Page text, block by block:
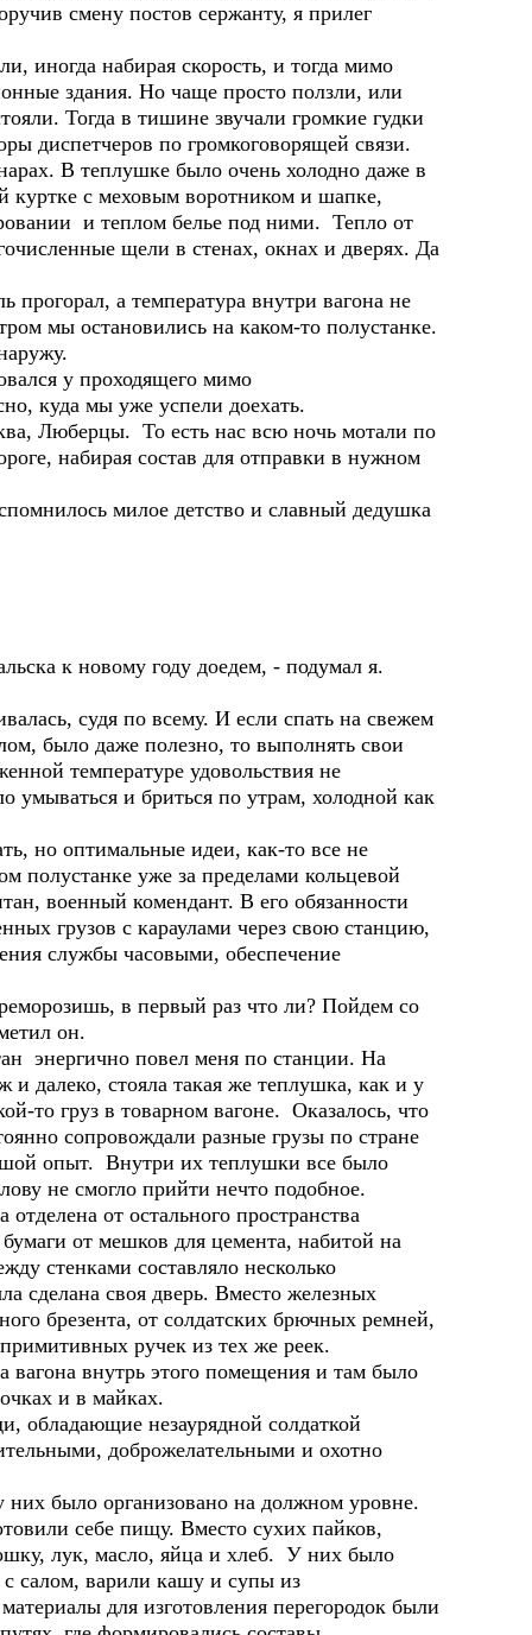
смену постов сержанту, я прилег
набирая скорость, и тогда мимо
здания. Но чаще просто ползли, или
Тогда в тишине звучали громкие гудки
диспетчеров по громкоговорящей связи.
В теплушке было очень холодно даже в
куртке с меховым воротником и шапке,
и теплом белье под ними. Тепло от
щели в стенах, окнах и дверях. Да
прогорал, а температура внутри вагона не
мы остановились на каком-то полустанке.
у проходящего мимо
куда мы уже успели доехать.
Люберцы. То есть нас всю ночь мотали по
набирая состав для отправки в нужном
милое детство и славный дедушка
к новому году доедем, - подумал я.
судя по всему. И если спать на свежем
было даже полезно, то выполнять свои
температуре удовольствия не
умываться и бриться по утрам, холодной как
оптимальные идеи, как-то все не
полустанке уже за пределами кольцевой
военный комендант. В его обязанности
грузов с караулами через свою станцию,
службы часовыми, обеспечение
в первый раз что ли? Пойдем со
он.
повел меня по станции. На
и далеко, стояла такая же теплушка, как и у
то груз в товарном вагоне. Оказалось, что
сопровождали разные грузы по стране
опыт. Внутри их теплушки все было
не смогло прийти нечто подобное.
от остального пространства
от мешков для цемента, набитой на
стенками составляло несколько
сделана своя дверь. Вместо железных
брезента, от солдатских брючных ремней,
ручек из тех же реек.
вагона внутрь этого помещения и там было
и в майках.
обладающие незаурядной солдаткой
доброжелательными и охотно
было организовано на должном уровне.
себе пищу. Вместо сухих пайков,
лук, масло, яйца и хлеб. У них было
салом, варили кашу и супы из
для изготовления перегородок были